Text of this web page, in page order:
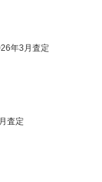
年3月査定
査定